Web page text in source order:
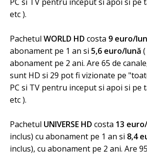
etc ).
Pachetul WORLD HD costa 9 euro/
abonament pe 1 an si 5,6 euro/lună
abonament pe 2 ani. Are 65 de
sunt HD si 29 pot fi vizionate pe
PC si TV pentru inceput si apoi si pe
etc ).
Pachetul UNIVERSE HD costa 13 euro
inclus) cu abonament pe 1 an si 8,4
inclus), cu abonament pe 2 ani. Are